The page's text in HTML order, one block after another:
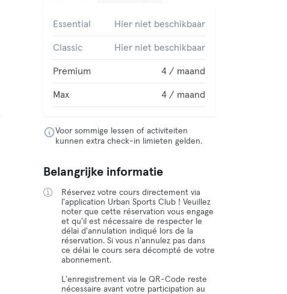
Essential Hier niet beschikbaar
Classic Hier niet beschikbaar
Premium 4 / maand
Max 4 / maand
Voor sommige lessen of activiteiten
kunnen extra check-in limieten gelden.
Belangrijke informatie
Réservez votre cours directement via
l'application Urban Sports Club ! Veuillez
noter que cette réservation vous engage
et qu'il est nécessaire de respecter le
délai d'annulation indiqué lors de la
réservation. Si vous n'annulez pas dans
ce délai le cours sera décompté de votre
abonnement.
L'enregistrement via le QR-Code reste
nécessaire avant votre participation au